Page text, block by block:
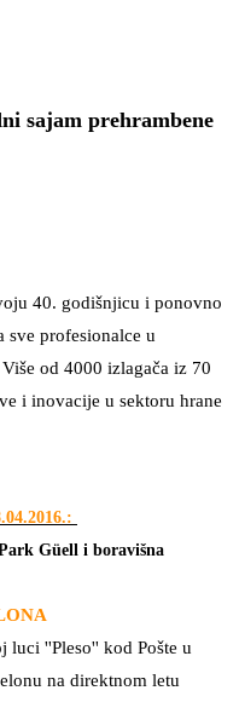
sajam prehrambene
40. godišnjicu i ponovno
sve profesionalce u
od 4000 izlagača iz 70
i inovacije u sektoru hrane
Güell i boravišna
luci ''Pleso'' kod Pošte u
na direktnom letu